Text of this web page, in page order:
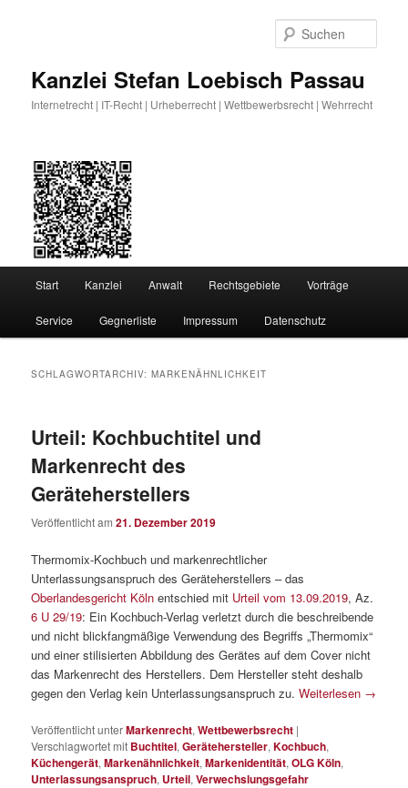
Kanzlei Stefan Loebisch Passau
Internetrecht | IT-Recht | Urheberrecht | Wettbewerbsrecht | Wehrrecht
Start Kanzlei Anwalt Rechtsgebiete Vorträge
Service Gegnerliste Impressum Datenschutz
SCHLAGWORTARCHIV:MARKENÄHNLICHKEIT
Urteil: Kochbuchtitel und
Markenrecht des
Geräteherstellers
Veröffentlicht am21. Dezember 2019
Thermomix-Kochbuch und markenrechtlicher
Unterlassungsanspruch des Geräteherstellers – das
Oberlandesgericht Köln entschied mit Urteil vom 13.09.2019, Az.
6 U 29/19: Ein Kochbuch-Verlag verletzt durch die beschreibende
und nicht blickfangmäßige Verwendung des Begriffs „Thermomix“
und einer stilisierten Abbildung des Gerätes auf dem Cover nicht
das Markenrecht des Herstellers. Dem Hersteller steht deshalb
gegen den Verlag kein Unterlassungsanspruch zu.Weiterlesen →
Veröffentlicht unterMarkenrecht,Wettbewerbsrecht |
Verschlagwortet mit Buchtitel,Gerätehersteller,Kochbuch,
Küchengerät,Markenähnlichkeit,Markenidentität,OLG Köln,
Unterlassungsanspruch, Urteil,Verwechslungsgefahr